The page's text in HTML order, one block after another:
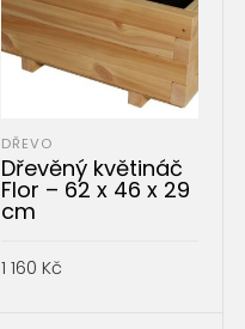
DŘEVO
Dřevěný květináč
Flor – 62 x 46 x 29
cm
1 160 Kč